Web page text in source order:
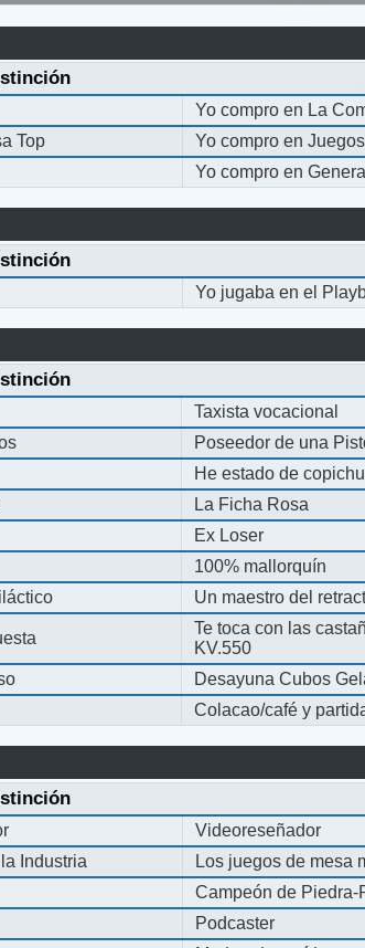
Yo compro en La
Top
Yo compro en
Yo compro en
Yo jugaba en el
Taxista vocacional
Poseedor de una
He estado de
La Ficha Rosa
Ex Loser
100% mallorquín
Un maestro del
Te toca con las
KV.550
Desayuna Cubos
Colacao/café y
Videoreseñador
Industria
Los juegos de mesa
Campeón de Piedra-
Podcaster